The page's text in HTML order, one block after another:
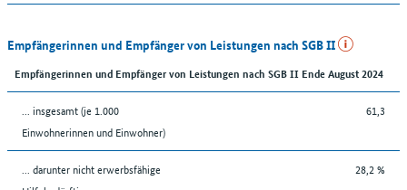
Empfängerinnen und Empfänger von Leistungen nach SGB II
Empfängerinnen und Empfänger von Leistungen nach SGB II Ende August 2024
... insgesamt (je 1.000
Einwohnerinnen und Einwohner)
61,3
... darunter nicht erwerbsfähige
28,2 %